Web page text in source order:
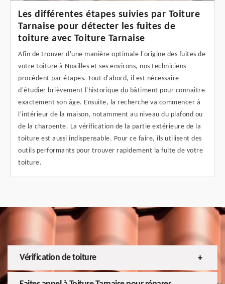
Les différentes étapes suivies par Toiture
Tarnaise pour détecter les fuites de
toiture avec Toiture Tarnaise
Afin de trouver d'une manière optimale l'origine des fuites de
votre toiture à Noailles et ses environs, nos techniciens
procèdent par étapes. Tout d'abord, il est nécessaire
d'étudier brièvement l'historique du bâtiment pour connaître
exactement son âge. Ensuite, la recherche va commencer à
l'intérieur de la maison, notamment au niveau du plafond ou
de la charpente. La vérification de la partie extérieure de la
toiture est aussi indispensable. Pour ce faire, ils utilisent des
outils performants pour trouver rapidement la fuite de votre
toiture.
Vérification de toiture